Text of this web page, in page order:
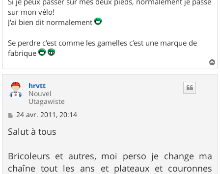
sur mon vélo!
J'ai bien dit normalement
Se perdre c'est comme les gamelles c’est une marque de
fabrique
a
hrvtt
Nouvel
Utagawiste
M
s
s
g
e
24 avr. 2011, 20:14
Salut à tous
Bricoleurs et autres, moi perso je change ma
chaîne tout les ans et plateaux et couronnes